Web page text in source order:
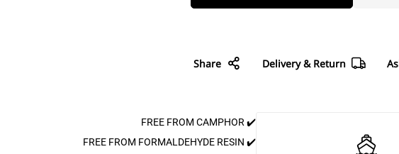
Delivery & Return
Share
✔️ FREE FROM CAMPHOR
✔️ FREE FROM FORMALDEHYDE RESIN